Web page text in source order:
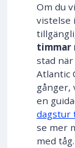
Om du
vistelse
timmar
stad
Atlantic
gånger,
en
dagstur
se mer
med tåg.